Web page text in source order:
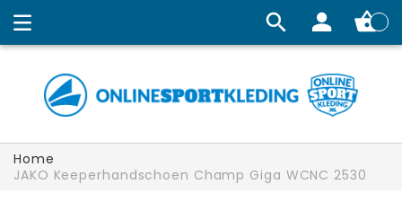
Home
JAKO Keeperhandschoen Champ Giga WCNC 2530